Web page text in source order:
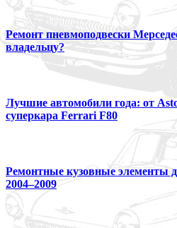
Ремонт пневмоподвески
владельцу?
Лучшие автомобили года: от
суперкара Ferrari F80
Ремонтные кузовные элементы
2004–2009